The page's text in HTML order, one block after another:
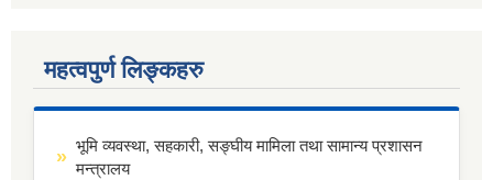
महत्वपुर्ण लिङ्कहरु
भूमि व्यवस्था, सहकारी, सङ्घीय मामिला तथा सामान्य प्रशासन
मन्त्रालय